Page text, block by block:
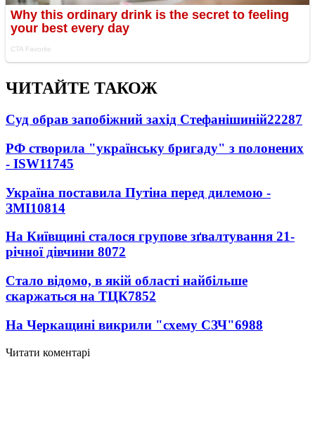
ЧИТАЙТЕ ТАКОЖ
Суд обрав запобіжний захід Стефанішиній22287
РФ створила "українську бригаду" з полонених
- ISW11745
Україна поставила Путіна перед дилемою -
ЗМІ10814
На Київщині сталося групове зґвалтування 21-
річної дівчини 8072
Стало відомо, в якій області найбільше
скаржаться на ТЦК7852
На Черкащині викрили "схему СЗЧ"6988
Читати коментарі